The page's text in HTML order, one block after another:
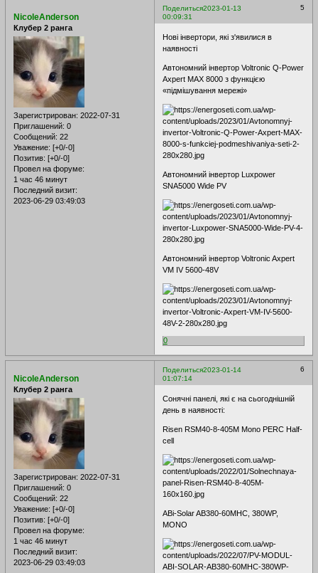
Поделиться 5
2023-01-13
00:09:31
NicoleAnderson
Клубер 2 ранга
Зарегистрирован: 2022-07-31
Приглашений: 0
Сообщений: 22
Уважение: [+0/-0]
Позитив: [+0/-0]
Провел на форуме:
1 час 46 минут
Последний визит:
2023-06-29 03:49:03
Нові інвертори, які з'явилися в
наявності
Автономний інвертор Voltronic Q-Power
Axpert MAX 8000 з функцією
«підмішування мережі»
Автономний інвертор Luxpower
SNA5000 Wide PV
Автономний інвертор Voltronic Axpert
VM IV 5600-48V
0
Поделиться 6
2023-01-14
01:07:14
NicoleAnderson
Клубер 2 ранга
Зарегистрирован: 2022-07-31
Приглашений: 0
Сообщений: 22
Уважение: [+0/-0]
Позитив: [+0/-0]
Провел на форуме:
1 час 46 минут
Последний визит:
2023-06-29 03:49:03
Сонячні панелі, які є на сьогоднішній
день в наявності:
Risen RSM40-8-405M Mono PERC Half-
cell
ABi-Solar AB380-60MHC, 380WP,
MONO